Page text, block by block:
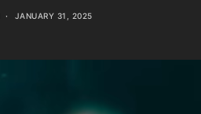
JANUARY 31, 2025